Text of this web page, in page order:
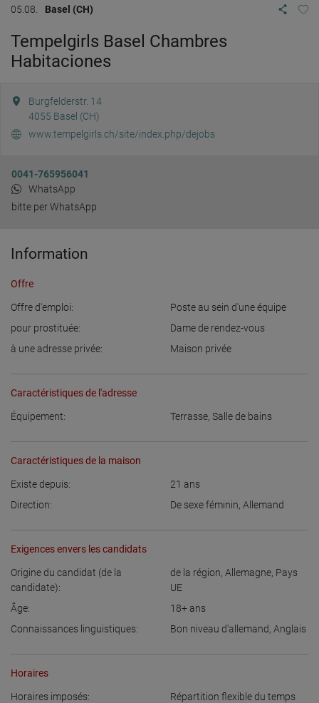
05.08. Basel (CH)
Tempelgirls Basel Chambres
Habitaciones
Burgfelderstr. 14
4055 Basel (CH)
www.tempelgirls.ch/site/index.php/dejobs
0041-765956041
WhatsApp
bitte per WhatsApp
Information
Offre
Offre d'emploi:
Poste au sein d'une équipe
pour prostituée:
Dame de rendez-vous
à une adresse privée:
Maison privée
Caractéristiques de l'adresse
Équipement: Terrasse, Salle de bains
Caractéristiques de la maison
Existe depuis: 21 ans
Direction:
De sexe féminin, Allemand
Exigences envers les candidats
Origine du candidat (de la
candidate):
de la région, Allemagne, Pays
UE
Âge:
18+ans
Connaissances linguistiques:
Bon niveau d'allemand, Anglais
Horaires
Horaires imposés: Répartition flexible du temps